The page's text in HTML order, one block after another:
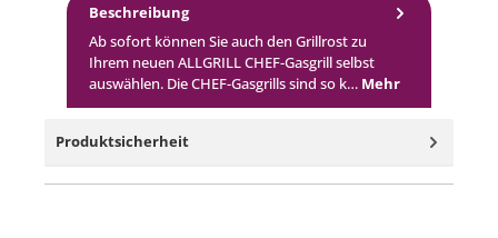
Beschreibung
Ab sofort können Sie auch den Grillrost zu
Ihrem neuen ALLGRILL CHEF-Gasgrill selbst
auswählen. Die CHEF-Gasgrills sind so k… Mehr
Produktsicherheit